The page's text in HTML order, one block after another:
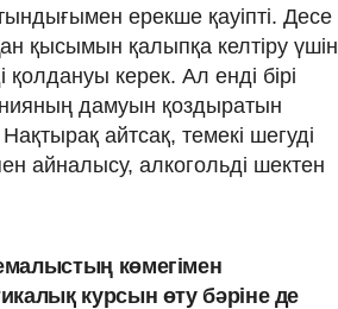
ерекше қауіпті. Десе
қысымын қалыпқа келтіру үшін
керек. Ал енді бірі
дамуын қоздыратын
айтсақ, темекі шегуді
айналысу, алкогольді шектен
көмегімен
курсын өту бәріне де